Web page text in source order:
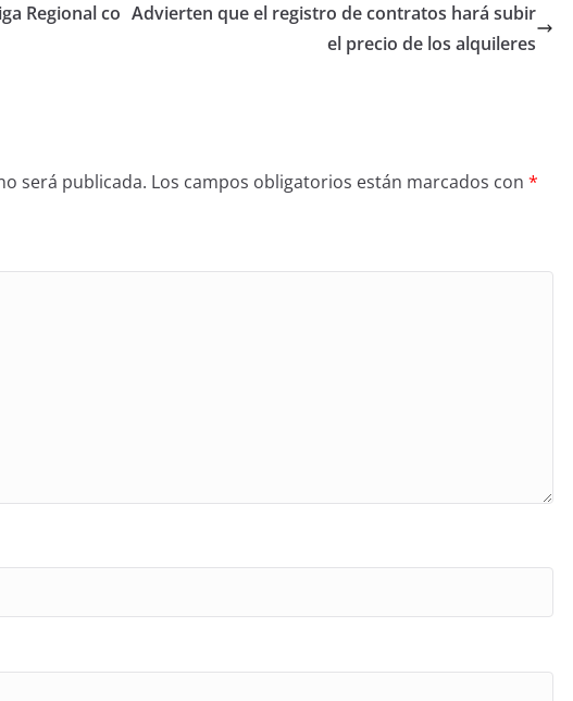
Regional co Advierten que el registro de contratos hará subir
el precio de los alquileres
será publicada. Los campos obligatorios están marcados con *